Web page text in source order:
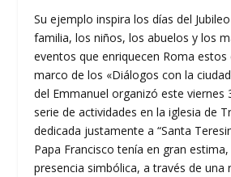
Su ejemplo inspira los días del
familia, los niños, los abuelos y los
eventos que enriquecen Roma estos
marco de los «Diálogos con la
del Emmanuel organizó este viernes
serie de actividades en la iglesia de
dedicada justamente a “Santa
Papa Francisco tenía en gran
presencia simbólica, a través de